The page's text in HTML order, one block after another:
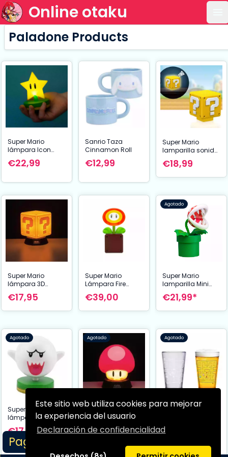
Este sitio web utiliza cookies para mejorar
la experiencia del usuario
Declaración de confidencialidad
Online otaku
Page 1/1
Paladone Products
Super Mario
lámpara Icon
Super Star (V2)
€22,99
Sanrio Taza
Cinnamon Roll
€12,99
Super Mario
lamparilla sonido
Question Block 8
cm
€18,99
Super Mario
lámpara 3D
Question Block 10
cm
€17,95
Super Mario
Lámpara Fire
Flower
€39,00
Agotado
Super Mario
lamparilla Mini
Piranha Plant
€21,99*
Agotado
Super Mario
lámpara Icon Boo
10 cm
€17,99*
Agotado
Super Mario
lámpara 3D
Mushroom 10 cm
€18,99*
Agotado
Pac-Man: Colour
Change Glass
€8,50*